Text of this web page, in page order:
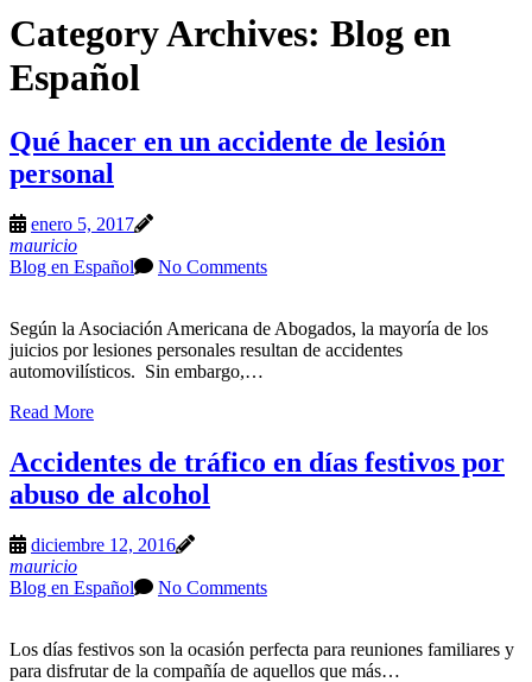
Category Archives: Blog en
Español
Qué hacer en un accidente de lesión
personal
enero 5, 2017
mauricio
Blog en Español
No Comments
Según la Asociación Americana de Abogados, la mayoría de los
juicios por lesiones personales resultan de accidentes
automovilísticos. Sin embargo,…
Read More
Accidentes de tráfico en días festivos por
abuso de alcohol
diciembre 12, 2016
mauricio
Blog en Español
No Comments
Los días festivos son la ocasión perfecta para reuniones familiares y
para disfrutar de la compañía de aquellos que más…